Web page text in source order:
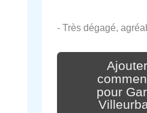
- Très dégagé,
pour